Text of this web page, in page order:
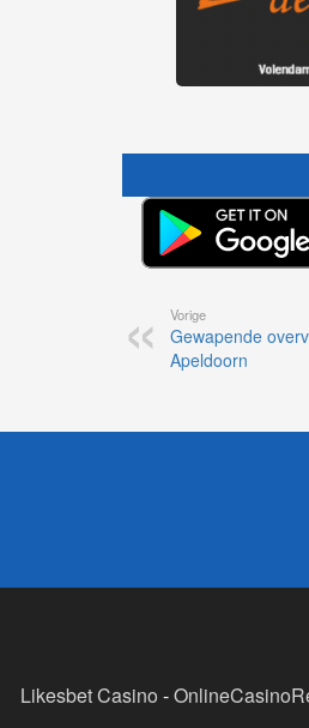
Vorige
Gewapende
Apeldoorn
Likesbet Casino -